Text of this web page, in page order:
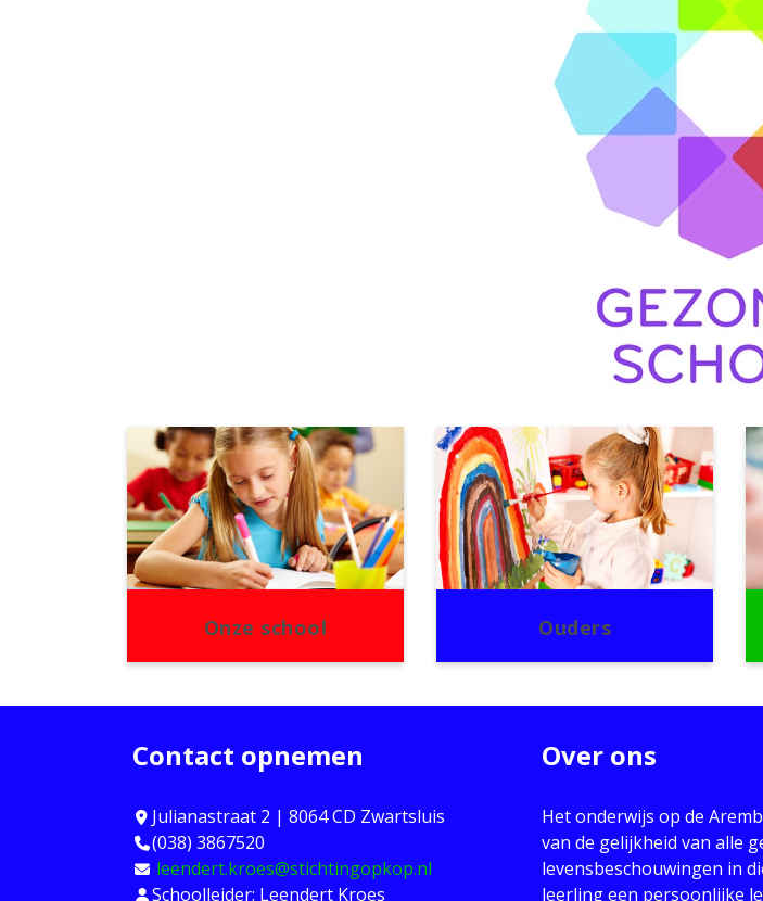
Onze school Ouders
Contact opnemen
Julianastraat 2 | 8064 CD Zwartsluis
(038) 3867520
leendert.kroes@stichtingopkop.nl
Schoolleider: Leendert Kroes
Over ons
Het onderwijs op de
van de gelijkheid van alle
levensbeschouwingen in
leerling een persoonlijke